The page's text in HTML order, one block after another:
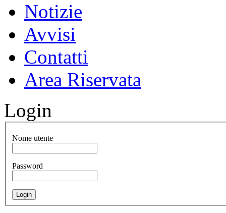
Notizie
Avvisi
Contatti
Area Riservata
Login
Nome utente
Password